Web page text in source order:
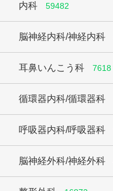
内科 59482
脳神経内科/神経内科
耳鼻いんこう科 7618
循環器内科/循環器科
呼吸器内科/呼吸器科
脳神経外科/神経外科